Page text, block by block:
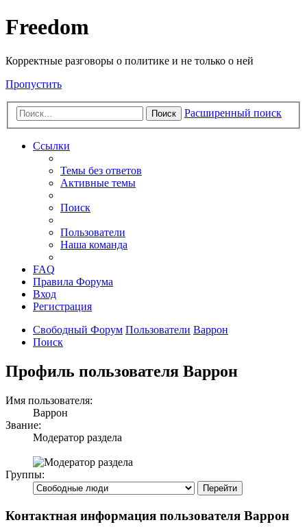
Freedom
Корректные разговоры о политике и не только о ней
Пропустить
Поиск Расширенный поиск
Ссылки
Темы без ответов
Активные темы
Поиск
Пользователи
Наша команда
FAQ
Правила Форума
Вход
Регистрация
Свободный Форум Пользователи Варрон
Поиск
Профиль пользователя Варрон
Имя пользователя:
Варрон
Звание:
Модератор раздела
Группы:
Контактная информация пользователя Варрон